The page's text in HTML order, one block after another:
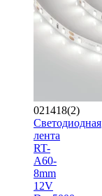
021418(2)
Светодиодная
лента
RT-
A60-
8mm
12V